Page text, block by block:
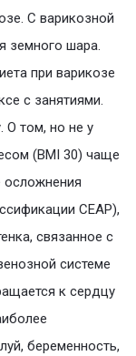
С варикозной
земного шара.
при варикозе
с занятиями.
О том, но не у
(BMI 30) чаще
осложнения
CEAP),
связанное с
системе
к сердцу
беременность,